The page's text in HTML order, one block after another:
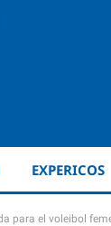
EXPERICOS
para el voleibol